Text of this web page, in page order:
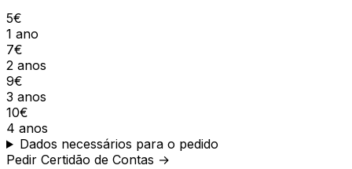
5€
1 ano
7€
2 anos
9€
3 anos
10€
4 anos
Dados necessários para o pedido
Pedir Certidão de Contas →